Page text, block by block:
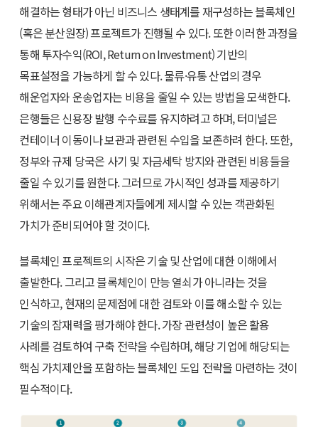
해결하는 형태가 아닌 비즈니스 생태계를 재구성하는 블록체인
(혹은 분산원장) 프로젝트가 진행될 수 있다. 또한 이러한 과정을
통해 투자수익(ROI, Return on Investment) 기반의
목표설정을 가능하게 할 수 있다. 물류·유통 산업의 경우
해운업자와 운송업자는 비용을 줄일 수 있는 방법을 모색한다.
은행들은 신용장 발행 수수료를 유지하려고 하며, 터미널은
컨테이너 이동이나 보관과 관련된 수입을 보존하려 한다. 또한,
정부와 규제 당국은 사기 및 자금세탁 방지와 관련된 비용들을
줄일 수 있기를 원한다. 그러므로 가시적인 성과를 제공하기
위해서는 주요 이해관계자들에게 제시할 수 있는 객관화된
가치가 준비되어야 할 것이다.
블록체인 프로젝트의 시작은 기술 및 산업에 대한 이해에서
출발한다. 그리고 블록체인이 만능 열쇠가 아니라는 것을
인식하고, 현재의 문제점에 대한 검토와 이를 해소할 수 있는
기술의 잠재력을 평가해야 한다. 가장 관련성이 높은 활용
사례를 검토하여 구축 전략을 수립하며, 해당 기업에 해당되는
핵심 가치제안을 포함하는 블록체인 도입 전략을 마련하는 것이
필수적이다.